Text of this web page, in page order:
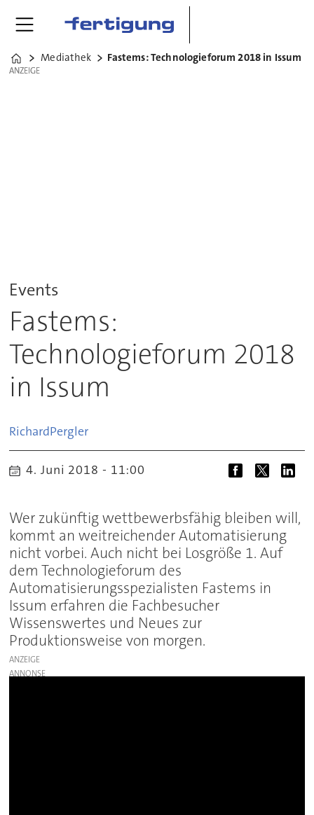
Home
Mediathek Fastems: Technologieforum 2018 in Issum
ANZEIGE
ANZEIGE
Events
Fastems:
Technologieforum 2018
in Issum
RichardPergler
4. Juni 2018 - 11:00
Wer zukünftig wettbewerbsfähig bleiben will,
kommt an weitreichender Automatisierung
nicht vorbei. Auch nicht bei Losgröße 1. Auf
dem Technologieforum des
Automatisierungsspezialisten Fastems in
Issum erfahren die Fachbesucher
Wissenswertes und Neues zur
Produktionsweise von morgen.
ANZEIGE